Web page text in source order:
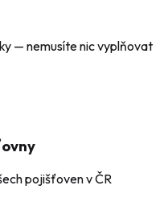
— nemusíte nic vyplňovat
pojišťoven v ČR